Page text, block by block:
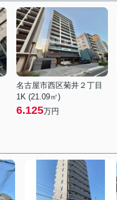
名古屋市西区菊井２丁目
1K (21.09㎡)
6.125万円